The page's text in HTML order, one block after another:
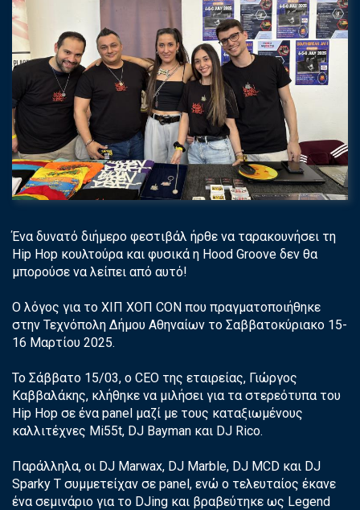
Ένα δυνατό διήμερο φεστιβάλ ήρθε να ταρακουνήσει τη
Hip Hop κουλτούρα και φυσικά η Hood Groove δεν θα
μπορούσε να λείπει από αυτό!
Ο λόγος για το ΧΙΠ ΧΟΠ CON που πραγματοποιήθηκε
στην Τεχνόπολη Δήμου Αθηναίων το Σαββατοκύριακο 15-
16 Μαρτίου 2025.
Το Σάββατο 15/03, ο CEO της εταιρείας, Γιώργος
Καββαλάκης, κλήθηκε να μιλήσει για τα στερεότυπα του
Hip Hop σε ένα panel μαζί με τους καταξιωμένους
καλλιτέχνες Mi55t, DJ Bayman και DJ Rico.
Παράλληλα, οι DJ Marwax, DJ Marble, DJ MCD και DJ
Sparky T συμμετείχαν σε panel, ενώ ο τελευταίος έκανε
ένα σεμινάριο για το DJing και βραβεύτηκε ως Legend